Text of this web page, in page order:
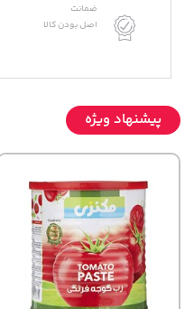
ضمانت
اصل بودن کالا
پیشنهاد ویژه